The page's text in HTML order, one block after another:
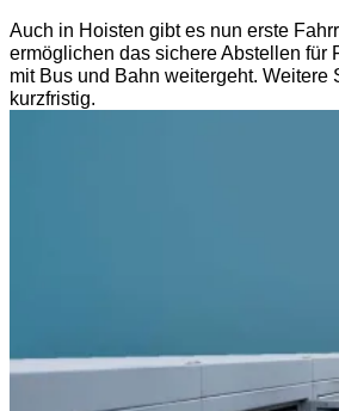
Auch in Hoisten gibt es nun erste
ermöglichen das sichere Abstellen für
mit Bus und Bahn weitergeht. Weitere
kurzfristig.